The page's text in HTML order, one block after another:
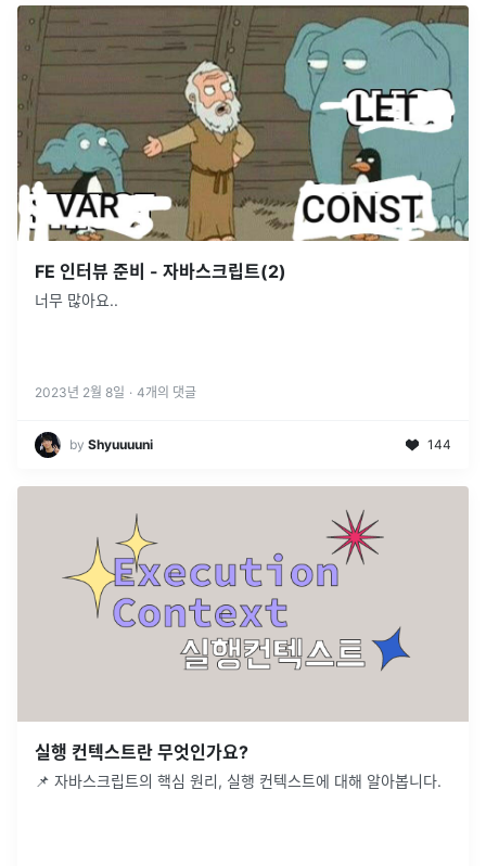
FE 인터뷰 준비 - 자바스크립트(2)
너무 많아요..
2023년 2월 8일 · 4개의 댓글
by Shyuuuuni 144
실행 컨텍스트란 무엇인가요?
📌 자바스크립트의 핵심 원리, 실행 컨텍스트에 대해 알아봅니다.